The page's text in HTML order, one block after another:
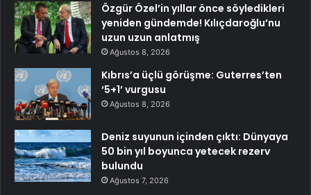
Özgür Özel’in yıllar önce söyledikleri
yeniden gündemde! Kılıçdaroğlu’nu
uzun uzun anlatmış
Ağustos 8, 2026
Kıbrıs’a üçlü görüşme: Guterres’ten
‘5+1’ vurgusu
Ağustos 8, 2026
Deniz suyunun içinden çıktı: Dünyaya
50 bin yıl boyunca yetecek rezerv
bulundu
Ağustos 7, 2026